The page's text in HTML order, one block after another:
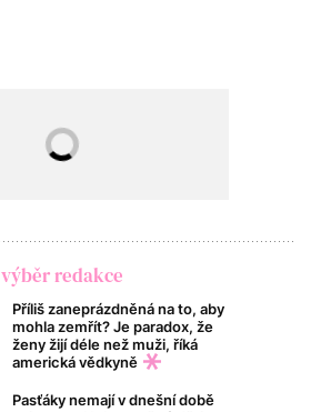
výběr redakce
Příliš zaneprázdněná na to, aby
mohla zemřít? Je paradox, že
ženy žijí déle než muži, říká
americká vědkyně
Pasťáky nemají v dnešní době